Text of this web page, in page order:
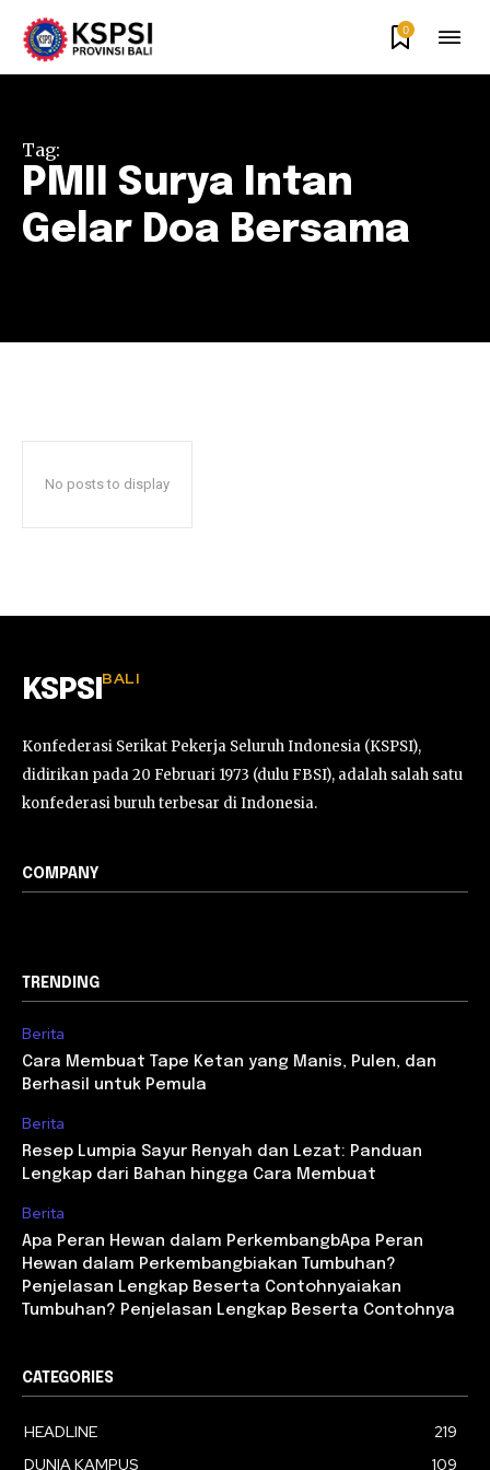
0
Tag:
PMII Surya Intan
Gelar Doa Bersama
No posts to display
KSPSI BALI
Konfederasi Serikat Pekerja Seluruh Indonesia (KSPSI),
didirikan pada 20 Februari 1973 (dulu FBSI), adalah salah satu
konfederasi buruh terbesar di Indonesia.
COMPANY
TRENDING
Berita
Cara Membuat Tape Ketan yang Manis, Pulen, dan
Berhasil untuk Pemula
Berita
Resep Lumpia Sayur Renyah dan Lezat: Panduan
Lengkap dari Bahan hingga Cara Membuat
Berita
Apa Peran Hewan dalam PerkembangbApa Peran
Hewan dalam Perkembangbiakan Tumbuhan?
Penjelasan Lengkap Beserta Contohnyaiakan
Tumbuhan? Penjelasan Lengkap Beserta Contohnya
CATEGORIES
HEADLINE
219
DUNIA KAMPUS
109